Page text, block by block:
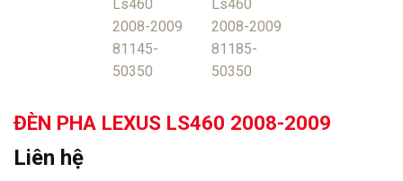
ĐÈN PHA LEXUS LS460 2008-2009
Liên hệ